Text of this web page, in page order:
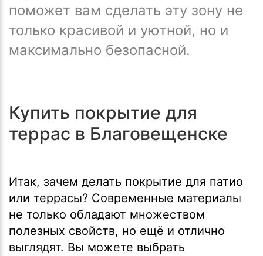
поможет вам сделать эту зону не
только красивой и уютной, но и
максимально безопасной.
Купить покрытие для
террас в Благовещенске
Итак, зачем делать покрытие для патио
или террасы? Современные материалы
не только обладают множеством
полезных свойств, но ещё и отлично
выглядят. Вы можете выбрать